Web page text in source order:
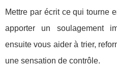
Mettre par écrit ce qui tourne
apporter un soulagement
ensuite vous aider à trier,
une sensation de contrôle.